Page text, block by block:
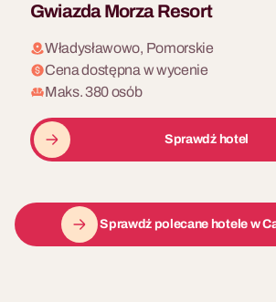
Gwiazda Morza Resort
Władysławowo, Pomorskie
Cena dostępna w wycenie
Maks. 380 osób
Sprawdź hotel
Sprawdź polecane hotele w